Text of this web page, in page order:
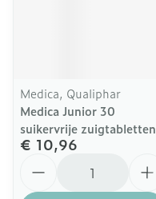
Medica, Qualiphar
Medica Junior 30
suikervrije zuigtabletten
€ 10,96